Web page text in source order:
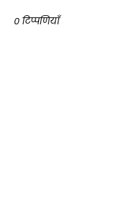
0 टिप्पणियाँ